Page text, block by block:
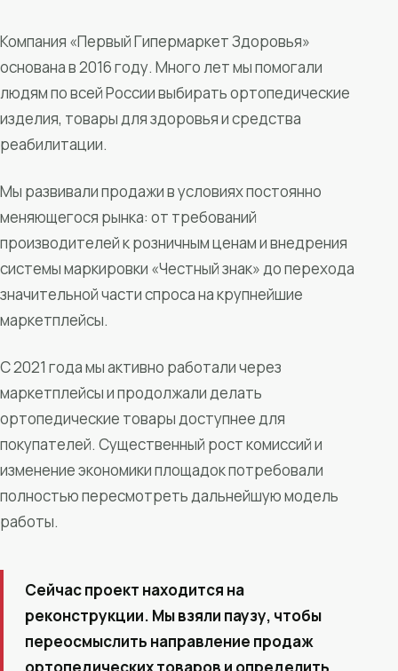
Компания «Первый Гипермаркет Здоровья»
основана в 2016 году. Много лет мы помогали
людям по всей России выбирать ортопедические
изделия, товары для здоровья и средства
реабилитации.
Мы развивали продажи в условиях постоянно
меняющегося рынка: от требований
производителей к розничным ценам и внедрения
системы маркировки «Честный знак» до перехода
значительной части спроса на крупнейшие
маркетплейсы.
С 2021 года мы активно работали через
маркетплейсы и продолжали делать
ортопедические товары доступнее для
покупателей. Существенный рост комиссий и
изменение экономики площадок потребовали
полностью пересмотреть дальнейшую модель
работы.
Сейчас проект находится на
реконструкции. Мы взяли паузу, чтобы
переосмыслить направление продаж